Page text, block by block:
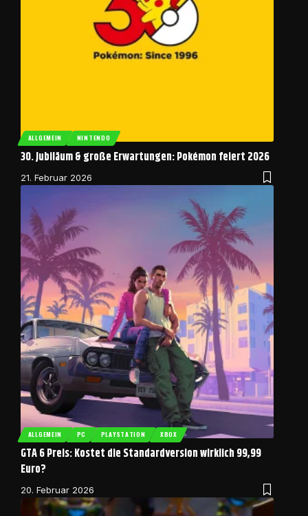
ALLGEMEIN NINTENDO
30. Jubiläum & große Erwartungen: Pokémon feiert 2026
21. Februar 2026
ALLGEMEIN PC PLAYSTATION XBOX
GTA 6 Preis: Kostet die Standardversion wirklich 99,99
Euro?
20. Februar 2026